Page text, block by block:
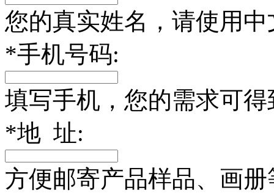
您的真实姓名，请使用中
*手机号码:
填写手机，您的需求可
*地 址:
方便邮寄产品样品、画